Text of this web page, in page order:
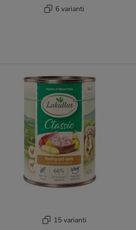
6 varianti
15 varianti